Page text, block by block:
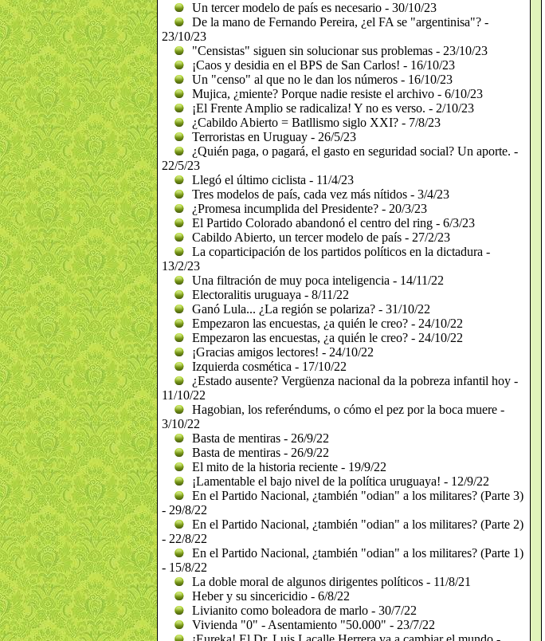
Un tercer modelo de país es necesario - 30/10/23
De la mano de Fernando Pereira, ¿el FA se "argentinisa"? -
23/10/23
"Censistas" siguen sin solucionar sus problemas - 23/10/23
¡Caos y desidia en el BPS de San Carlos! - 16/10/23
Un "censo" al que no le dan los números - 16/10/23
Mujica, ¿miente? Porque nadie resiste el archivo - 6/10/23
¡El Frente Amplio se radicaliza! Y no es verso. - 2/10/23
¿Cabildo Abierto = Batllismo siglo XXI? - 7/8/23
Terroristas en Uruguay - 26/5/23
¿Quién paga, o pagará, el gasto en seguridad social? Un aporte. -
22/5/23
Llegó el último ciclista - 11/4/23
Tres modelos de país, cada vez más nítidos - 3/4/23
¿Promesa incumplida del Presidente? - 20/3/23
El Partido Colorado abandonó el centro del ring - 6/3/23
Cabildo Abierto, un tercer modelo de país - 27/2/23
La coparticipación de los partidos políticos en la dictadura -
13/2/23
Una filtración de muy poca inteligencia - 14/11/22
Electoralitis uruguaya - 8/11/22
Ganó Lula... ¿La región se polariza? - 31/10/22
Empezaron las encuestas, ¿a quién le creo? - 24/10/22
Empezaron las encuestas, ¿a quién le creo? - 24/10/22
¡Gracias amigos lectores! - 24/10/22
Izquierda cosmética - 17/10/22
¿Estado ausente? Vergüenza nacional da la pobreza infantil hoy -
11/10/22
Hagobian, los referéndums, o cómo el pez por la boca muere -
3/10/22
Basta de mentiras - 26/9/22
Basta de mentiras - 26/9/22
El mito de la historia reciente - 19/9/22
¡Lamentable el bajo nivel de la política uruguaya! - 12/9/22
En el Partido Nacional, ¿también "odian" a los militares? (Parte 3)
- 29/8/22
En el Partido Nacional, ¿también "odian" a los militares? (Parte 2)
- 22/8/22
En el Partido Nacional, ¿también "odian" a los militares? (Parte 1)
- 15/8/22
La doble moral de algunos dirigentes políticos - 11/8/21
Heber y su sincericidio - 6/8/22
Livianito como boleadora de marlo - 30/7/22
Vivienda "0" - Asentamiento "50.000" - 23/7/22